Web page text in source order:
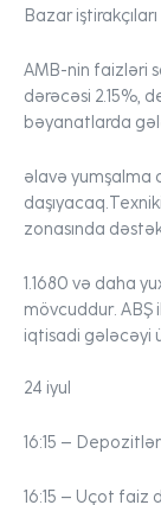
Bazar iştirakçıları
AMB-nin faizləri
dərəcəsi 2.15%,
bəyanatlarda
əlavə yumşalma
zonasında
1.1680 və daha
mövcuddur. ABŞ
iqtisadi gələcəyi
24 iyul
16:15 –
16:15 – Uçot faiz